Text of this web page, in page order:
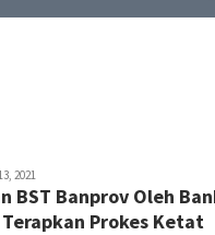
2021
BST Banprov Oleh
Terapkan Prokes Ketat